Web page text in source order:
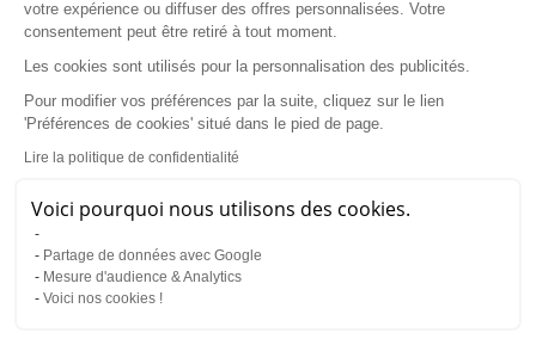
votre expérience ou diffuser des offres personnalisées. Votre
consentement peut être retiré à tout moment.
Les cookies sont utilisés pour la personnalisation des publicités.
Pour modifier vos préférences par la suite, cliquez sur le lien
'Préférences de cookies' situé dans le pied de page.
Lire la politique de confidentialité
Voici pourquoi nous utilisons des cookies.
Partage de données avec Google
Mesure d'audience & Analytics
Voici nos cookies !